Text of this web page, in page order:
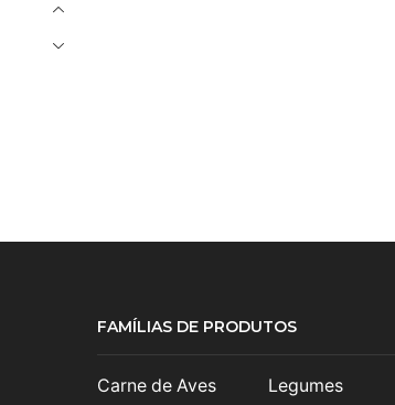
FAMÍLIAS DE PRODUTOS
Carne de Aves
Legumes